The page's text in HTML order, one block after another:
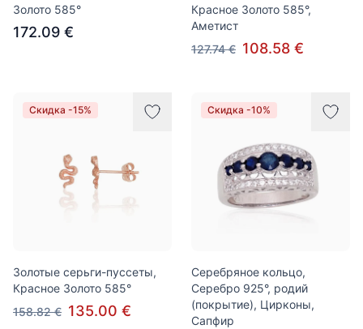
Золото 585°
172.09 €
Красное Золото 585°,
Аметист
127.74 € 108.58 €
Скидка -15%
Золотые серьги-пуссеты,
Красное Золото 585°
158.82 € 135.00 €
Скидка -10%
Серебряное кольцо,
Серебро 925°, родий
(покрытие), Цирконы,
Сапфир